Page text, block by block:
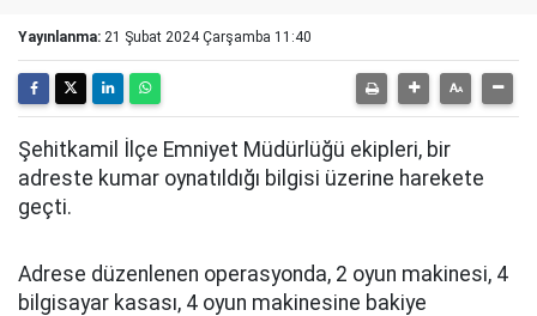
Yayınlanma: 21 Şubat 2024 Çarşamba 11:40
Şehitkamil İlçe Emniyet Müdürlüğü ekipleri, bir
adreste kumar oynatıldığı bilgisi üzerine harekete
geçti.
Adrese düzenlenen operasyonda, 2 oyun makinesi, 4
bilgisayar kasası, 4 oyun makinesine bakiye